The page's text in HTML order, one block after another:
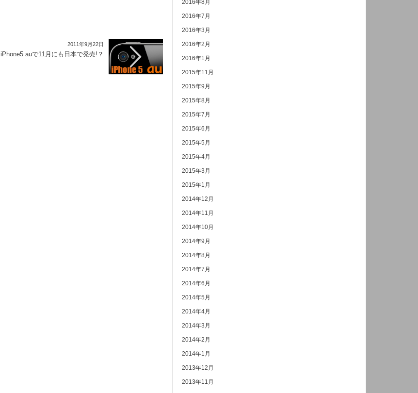
2011年9月22日
iPhone5 auで11月にも日本で発売!？
2016年8月
2016年7月
2016年3月
2016年2月
2016年1月
2015年11月
2015年9月
2015年8月
2015年7月
2015年6月
2015年5月
2015年4月
2015年3月
2015年1月
2014年12月
2014年11月
2014年10月
2014年9月
2014年8月
2014年7月
2014年6月
2014年5月
2014年4月
2014年3月
2014年2月
2014年1月
2013年12月
2013年11月